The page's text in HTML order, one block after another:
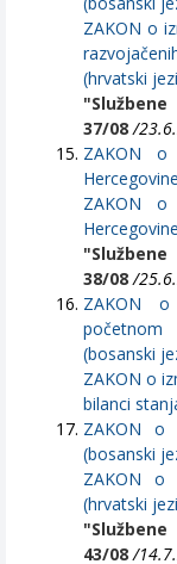
ZAKON o
(hrvatski
37/08 /
ZAKON
ZAKON
38/08 /
ZAKON
(bosanski
ZAKON o
bilanci
ZAKON o
(bosanski
ZAKON o
(hrvatski
43/08 /